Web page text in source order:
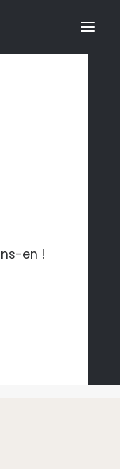
en !
du